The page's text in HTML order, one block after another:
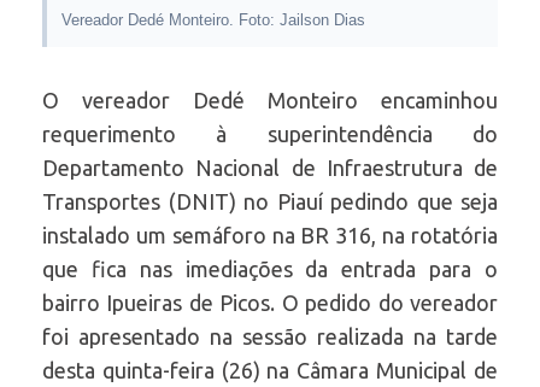
Vereador Dedé Monteiro. Foto: Jailson Dias
O vereador Dedé Monteiro encaminhou
requerimento à superintendência do
Departamento Nacional de Infraestrutura de
Transportes (DNIT) no Piauí pedindo que seja
instalado um semáforo na BR 316, na rotatória
que fica nas imediações da entrada para o
bairro Ipueiras de Picos. O pedido do vereador
foi apresentado na sessão realizada na tarde
desta quinta-feira (26) na Câmara Municipal de